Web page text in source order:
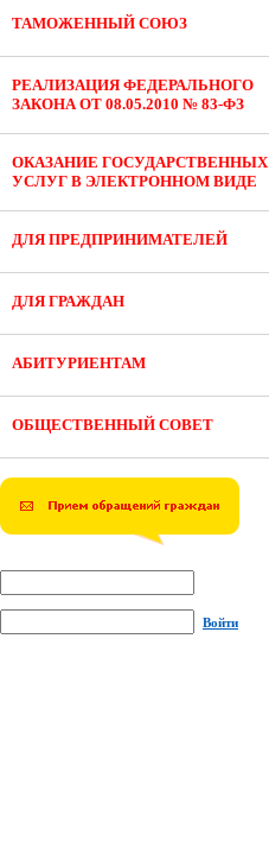
ТАМОЖЕННЫЙ СОЮЗ
РЕАЛИЗАЦИЯ ФЕДЕРАЛЬНОГО
ЗАКОНА ОТ 08.05.2010 № 83-ФЗ
ОКАЗАНИЕ ГОСУДАРСТВЕННЫХ
УСЛУГ В ЭЛЕКТРОННОМ ВИДЕ
ДЛЯ ПРЕДПРИНИМАТЕЛЕЙ
ДЛЯ ГРАЖДАН
АБИТУРИЕНТАМ
ОБЩЕСТВЕННЫЙ СОВЕТ
Войти